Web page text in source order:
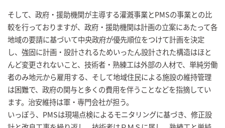
そして、政府・援助機関が主導する灌漑事業とPMSの事業との比
較を行っておりますが、政府・援助機関は計画の立案にあたって各
地域の要請に基づいて中央政府が優先順位をつけて計画を決定
し、強固に計画・設計されるためいったん設計された構造はほと
んど変更されないこと、技術者・熟練工は外部の人材で、単純労働
者のみ地元から雇用する、そして地域住民による施設の維持管理
は困難で、政府の関与と多くの費用を伴うことなどを指摘してい
ます。治安維持は軍・専門会社が担う。
いっぽう、PMSは現場点検によるモニタリングに基づき、修正設